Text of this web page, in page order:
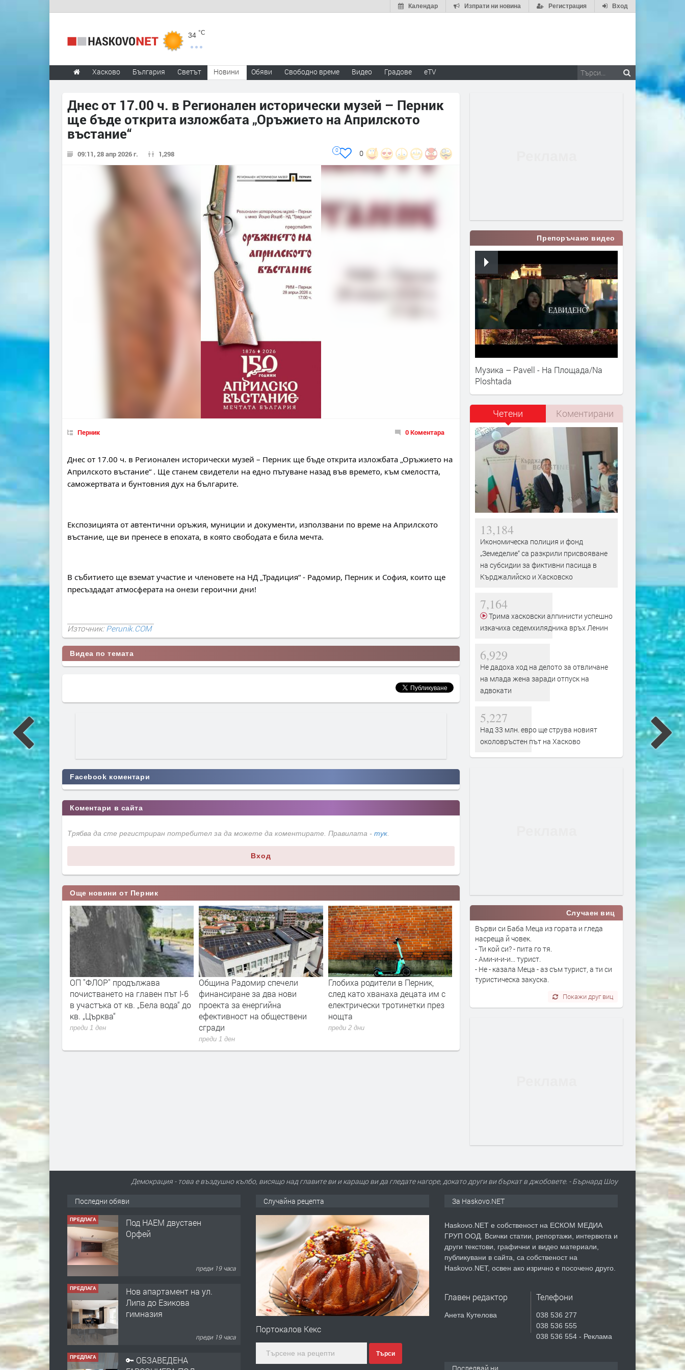
Вход
Регистрация
Изпрати ни новина
Календар
34 °C
Хасково България Светът Новини Обяви Свободно време Видео Градове eTV
Днес от 17.00 ч. в Регионален исторически музей – Перник
ще бъде открита изложбата „Оръжието на Априлското
въстание“
09:11, 28 апр 2026 г. 1,298 0
0
Перник 0 Коментара
Днес от 17.00 ч. в Регионален исторически музей – Перник ще бъде открита изложбата „Оръжието на
Априлското въстание“ . Ще станем свидетели на едно пътуване назад във времето, към смелостта,
саможертвата и бунтовния дух на българите.
Експозицията от автентични оръжия, муниции и документи, използвани по време на Априлското
въстание, ще ви пренесе в епохата, в която свободата е била мечта.
В събитието ще вземат участие и членовете на НД „Традиция“ - Радомир, Перник и София, които ще
пресъздадат атмосферата на онези героични дни!
Източник:Perunik.COM
Видеа по темата
Facebook коментари
Коментари в сайта
Трябва да сте регистриран потребител за да можете да коментирате. Правилата - тук.
Вход
Още новини от Перник
Перник ще
културна
ОП "ФЛОР" продължава
почистването на главен път I-6
в участъка от кв. „Бела вода“ до
кв. „Църква“
преди 1 ден
Община Радомир спечели
финансиране за два нови
проекта за енергийна
ефективност на обществени
сгради
преди 1 ден
Глобиха родители в Перник,
след като хванаха децата им с
електрически тротинетки през
нощта
преди 2 дни
Полицията в Перник се намеси
младежи и тормоз над
пълно отстраняване на
нередностите в здравни
Препоръчано видео
Музика – Pavell - На Площада/Na
Ploshtada
Четени Коментирани
13,184
Икономическа полиция и фонд
„Земеделие“ са разкрили присвояване
на субсидии за фиктивни пасища в
Кърджалийско и Хасковско
7,164
Трима хасковски алпинисти успешно
изкачиха седемхилядника връх Ленин
6,929
Не дадоха ход на делото за отвличане
на млада жена заради отпуск на
адвокати
5,227
Над 33 млн. евро ще струва новият
околовръстен път на Хасково
Случаен виц
Върви си Баба Меца из гората и гледа
насреща й човек.
- Ти кой си? - пита го тя.
- Ами-и-и-и... турист.
- Не - казала Меца - аз съм турист, а ти си
туристическа закуска.
Покажи друг виц
Демокрация - това е въздушно кълбо, висящо над главите ви и каращо ви да гледате нагоре, докато други ви бъркат в джобовете. - Бърнард Шоу
Последни обяви
ПРЕДЛАГА
Под НАЕМ двустаен
Орфей
преди 19 часа
ПРЕДЛАГА
Нов апартамент на ул.
Липа до Езикова
гимназия
преди 19 часа
ПРЕДЛАГА
🔑 ОБЗАВЕДЕНА
Случайна рецепта
Портокалов Кекс
Търси
За Haskovo.NET
Haskovo.NET е собственост на ЕСКОМ МЕДИА
ГРУП ООД. Всички статии, репортажи, интервюта и
други текстови, графични и видео материали,
публикувани в сайта, са собственост на
Haskovo.NET, освен ако изрично е посочено друго.
Главен редактор
Анета Кутелова
Телефони
038 536 277
038 536 555
038 536 554 - Реклама
Последвай ни